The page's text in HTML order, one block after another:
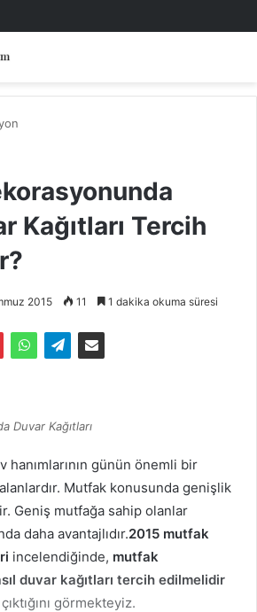
Kağıtları Tercih
2015 11 1 dakika okuma süresi
Duvar Kağıtları
günün önemli bir
Mutfak konusunda genişlik
Geniş mutfağa sahip olanlar
daha avantajlıdır.2015 mutfak
incelendiğinde, mutfak
duvar kağıtları tercih edilmelidir
görmekteyiz.